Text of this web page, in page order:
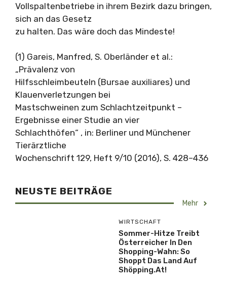
Vollspaltenbetriebe in ihrem Bezirk dazu bringen,
sich an das Gesetz
zu halten. Das wäre doch das Mindeste!
(1) Gareis, Manfred, S. Oberländer et al.:
„Prävalenz von
Hilfsschleimbeuteln (Bursae auxiliares) und
Klauenverletzungen bei
Mastschweinen zum Schlachtzeitpunkt –
Ergebnisse einer Studie an vier
Schlachthöfen“ , in: Berliner und Münchener
Tierärztliche
Wochenschrift 129, Heft 9/10 (2016), S. 428–436
NEUSTE BEITRÄGE
Mehr
WIRTSCHAFT
Sommer-Hitze Treibt
Österreicher In Den
Shopping-Wahn: So
Shoppt Das Land Auf
Shöpping.at!